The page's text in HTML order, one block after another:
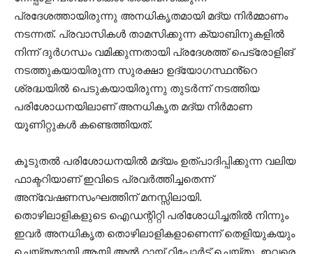
പ്രദേശത്തായിരുന്നു അനധികൃതമായി മദ്യ നിർമ്മാണം
നടന്നത്. പ്രവാസികൾ താമസിക്കുന്ന ക്യാബിനുകളിൽ
നിന്ന് ദുർഗന്ധം വമിക്കുന്നതായി പ്രദേശത്ത് പെട്രോളിങ്
നടത്തുകയായിരുന്ന സുരക്ഷാ ഉദ്യോഗസ്ഥൻ്റെ
ശ്രദ്ധയിൽ പെടുകയായിരുന്നു തുടർന്ന് നടത്തിയ
പരിശോധനയിലാണ് അനധികൃത മദ്യ നിർമാണ
യൂണിറ്റുകൾ കണ്ടെത്തിയത്.
കൂടുതൽ പരിശോധനയിൽ മദ്യം ഉത്പാദിപ്പിക്കുന്ന വലിയ
ഫാക്ടറിയാണ് ഇവിടെ പ്രവർത്തിച്ചതെന്ന്
അന്വേഷണസംഘത്തിന് മനസ്സിലായി.
തൊഴിലാളികളുടെ ഐഡന്റിറ്റി പരിശോധിച്ചതിൽ നിന്നും
ഇവർ അനധികൃത തൊഴിലാളികളാണെന്ന് തെളിയുകയും
ചെയ്തതായി ആയി അൽ റായ് റിപ്പോർട്ട് ചെയ്തു. ഇവരെ